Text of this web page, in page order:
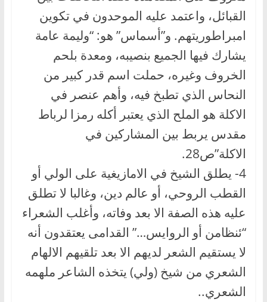
القبائل، واعتمد عليه الموحدون في تكوين
امبراطوريتهم. و”أسماس” هو: “وليمة عامة
يشارك فيها الجميع بنصيبه، ومعدة بلحم
الخروف وغيره، حملت اسم قدر كبير من
النحاس الذي تطبخ فيه، وأهم عنصر في
الاكلة هو الملح الذي يعتبر أكله رمزا لرباط
مقدس يربط بين المشاركين في
الاكلة”ص28.
4- يطلق الشيخ في الامازيغية على الولي أو
القطب الروحي، أو عالم دين، وغالبا لا تطلق
عليه هذه الصفة الا بعد وفاته، وأغلب الشعراء
“ئنظامن أو الروايس…” القدامى يعتقدون أنه
لا يستقيم الشعر لديهم الا بعد تلقيهم الالهام
الشعري من شيخ (ولي) يتخذه الشاعر ملهمه
الشعري..